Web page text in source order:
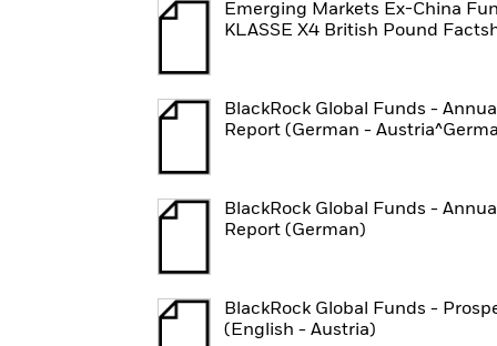
Emerging Markets Ex-China
KLASSE X4 British Pound
BlackRock Global Funds -
Report (German -
BlackRock Global Funds -
Report (German)
BlackRock Global Funds -
(English - Austria)